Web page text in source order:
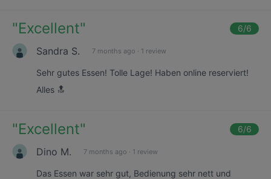
"Excellent" 6/6
Sandra S. 7 months ago · 1 review
Sehr gutes Essen! Tolle Lage! Haben online reserviert!
Alles 🔝
"Excellent" 6/6
Dino M. 7 months ago · 1 review
Das Essen war sehr gut, Bedienung sehr nett und